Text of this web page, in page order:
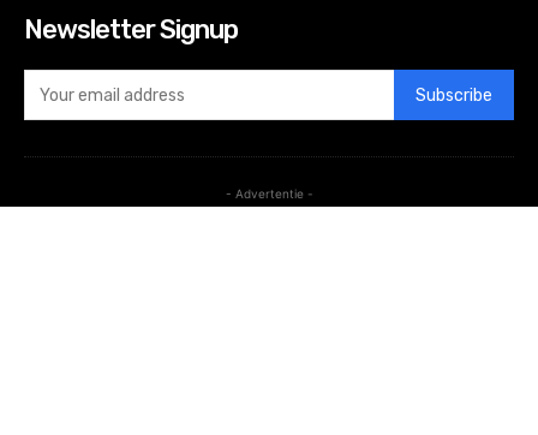
Newsletter Signup
Subscribe
- Advertentie -